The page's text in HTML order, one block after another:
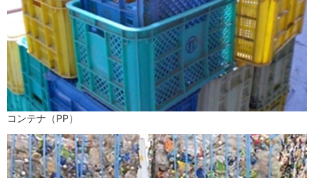
コンテナ（PP）